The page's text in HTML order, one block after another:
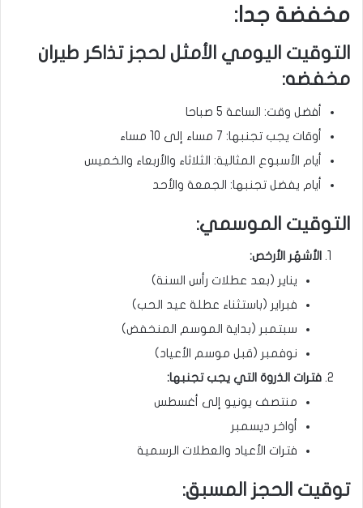
مخفضة جدا:
التوقيت اليومي الأمثل لحجز تذاكر طيران
مخفضه:
أفضل وقت: الساعة 5 صباحا
أوقات يجب تجنبها: 7 مساء إلى 10 مساء
أيام الأسبوع المثالية: الثلاثاء والأربعاء والخميس
أيام يفضل تجنبها: الجمعة والأحد
التوقيت الموسمي:
الأشهُر الأرخص:
يناير (بعد عطلات رأس السنة)
فبراير (باستثناء عطلة عيد الحب)
سبتمبر (بداية الموسم المنخفض)
نوفمبر (قبل موسم الأعياد)
فترات الذروة التي يجب تجنبها:
منتصف يونيو إلى أغسطس
أواخر ديسمبر
فترات الأعياد والعطلات الرسمية
توقيت الحجز المسبق: